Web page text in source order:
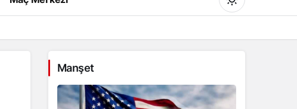
Gündüz Modu
Gündüz modunu seçin.
Manşet